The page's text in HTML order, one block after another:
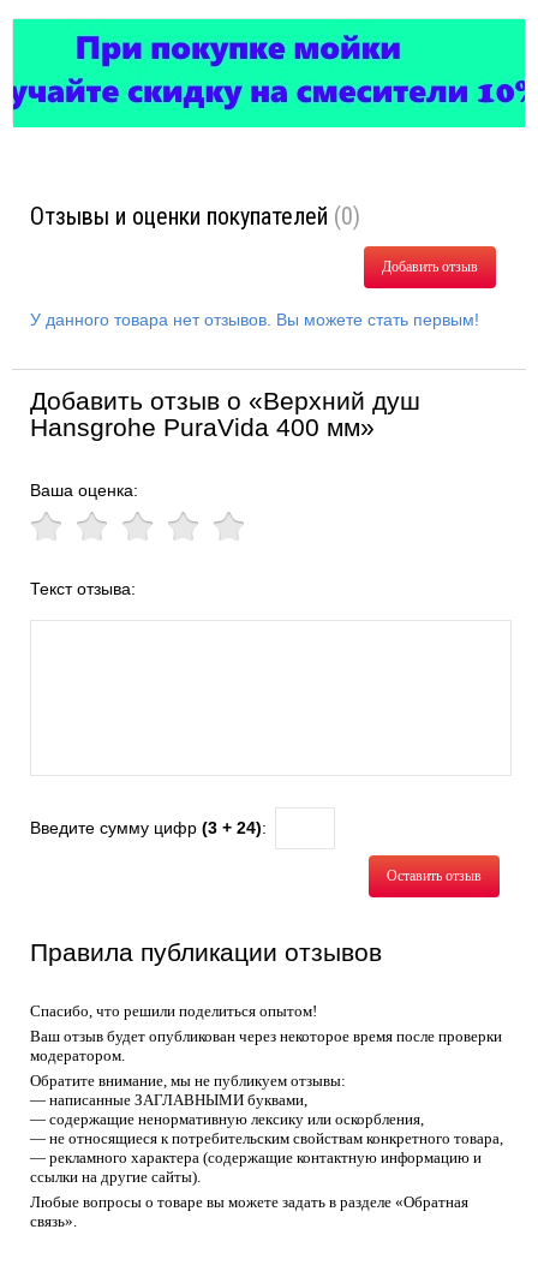
Отзывы и оценки покупателей (0)
Добавить отзыв
У данного товара нет отзывов. Вы можете стать первым!
Добавить отзыв о «Верхний душ
Hansgrohe PuraVida 400 мм»
Ваша оценка:
Текст отзыва:
Введите сумму цифр (3 + 24):
Оставить отзыв
Правила публикации отзывов
Спасибо, что решили поделиться опытом!
Ваш отзыв будет опубликован через некоторое время после проверки
модератором.
Обратите внимание, мы не публикуем отзывы:
— написанные ЗАГЛАВНЫМИ буквами,
— содержащие ненормативную лексику или оскорбления,
— не относящиеся к потребительским свойствам конкретного товара,
— рекламного характера (содержащие контактную информацию и
ссылки на другие сайты).
Любые вопросы о товаре вы можете задать в разделе «Обратная
связь».